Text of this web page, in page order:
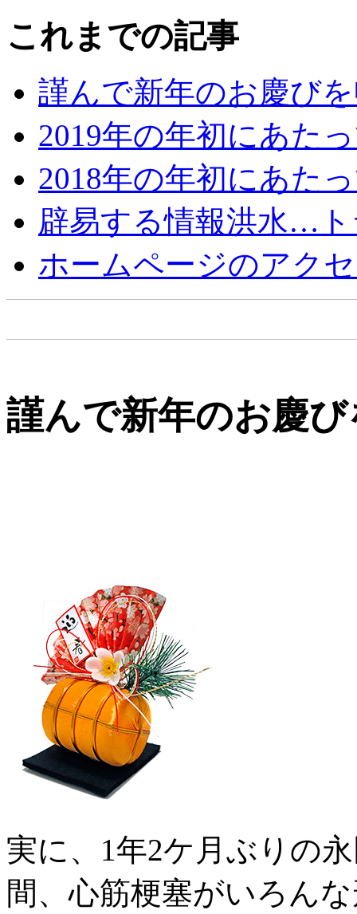
これまでの記事
謹んで新年のお慶び
2019年の年初にあた
2018年の年初にあた
辟易する情報洪水…
ホームページのアク
謹んで新年のお慶
実に、1年2ケ月ぶりの
間、心筋梗塞がいろん